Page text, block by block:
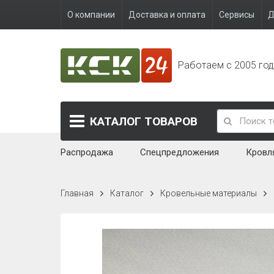
О компании Доставка и оплата Сервисы
Работаем с 2005
КАТАЛОГ ТОВАРОВ
Распродажа Спецпредложения
Главная Каталог Кровельные материалы